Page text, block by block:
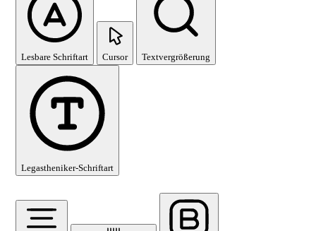
Lesbare Schriftart Cursor Textvergrößerung
Legastheniker-Schriftart